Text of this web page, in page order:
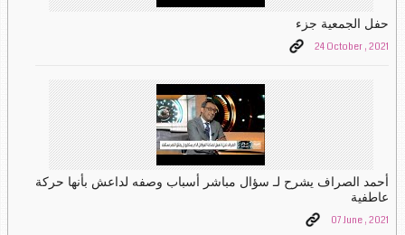
حفل الجمعية جزء
24 October , 2021
أحمد الصراف يشرح لـ سؤال مباشر أسباب وصفه لداعش بأنها حركة
عاطفية
07 June , 2021